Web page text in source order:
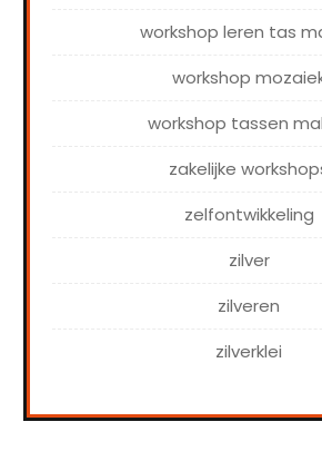
workshop leren tas
workshop
workshop tassen
zakelijke
zelfontwikkeling
zilver
zilveren
zilverklei